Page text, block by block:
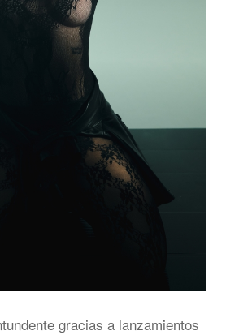
gracias a lanzamientos